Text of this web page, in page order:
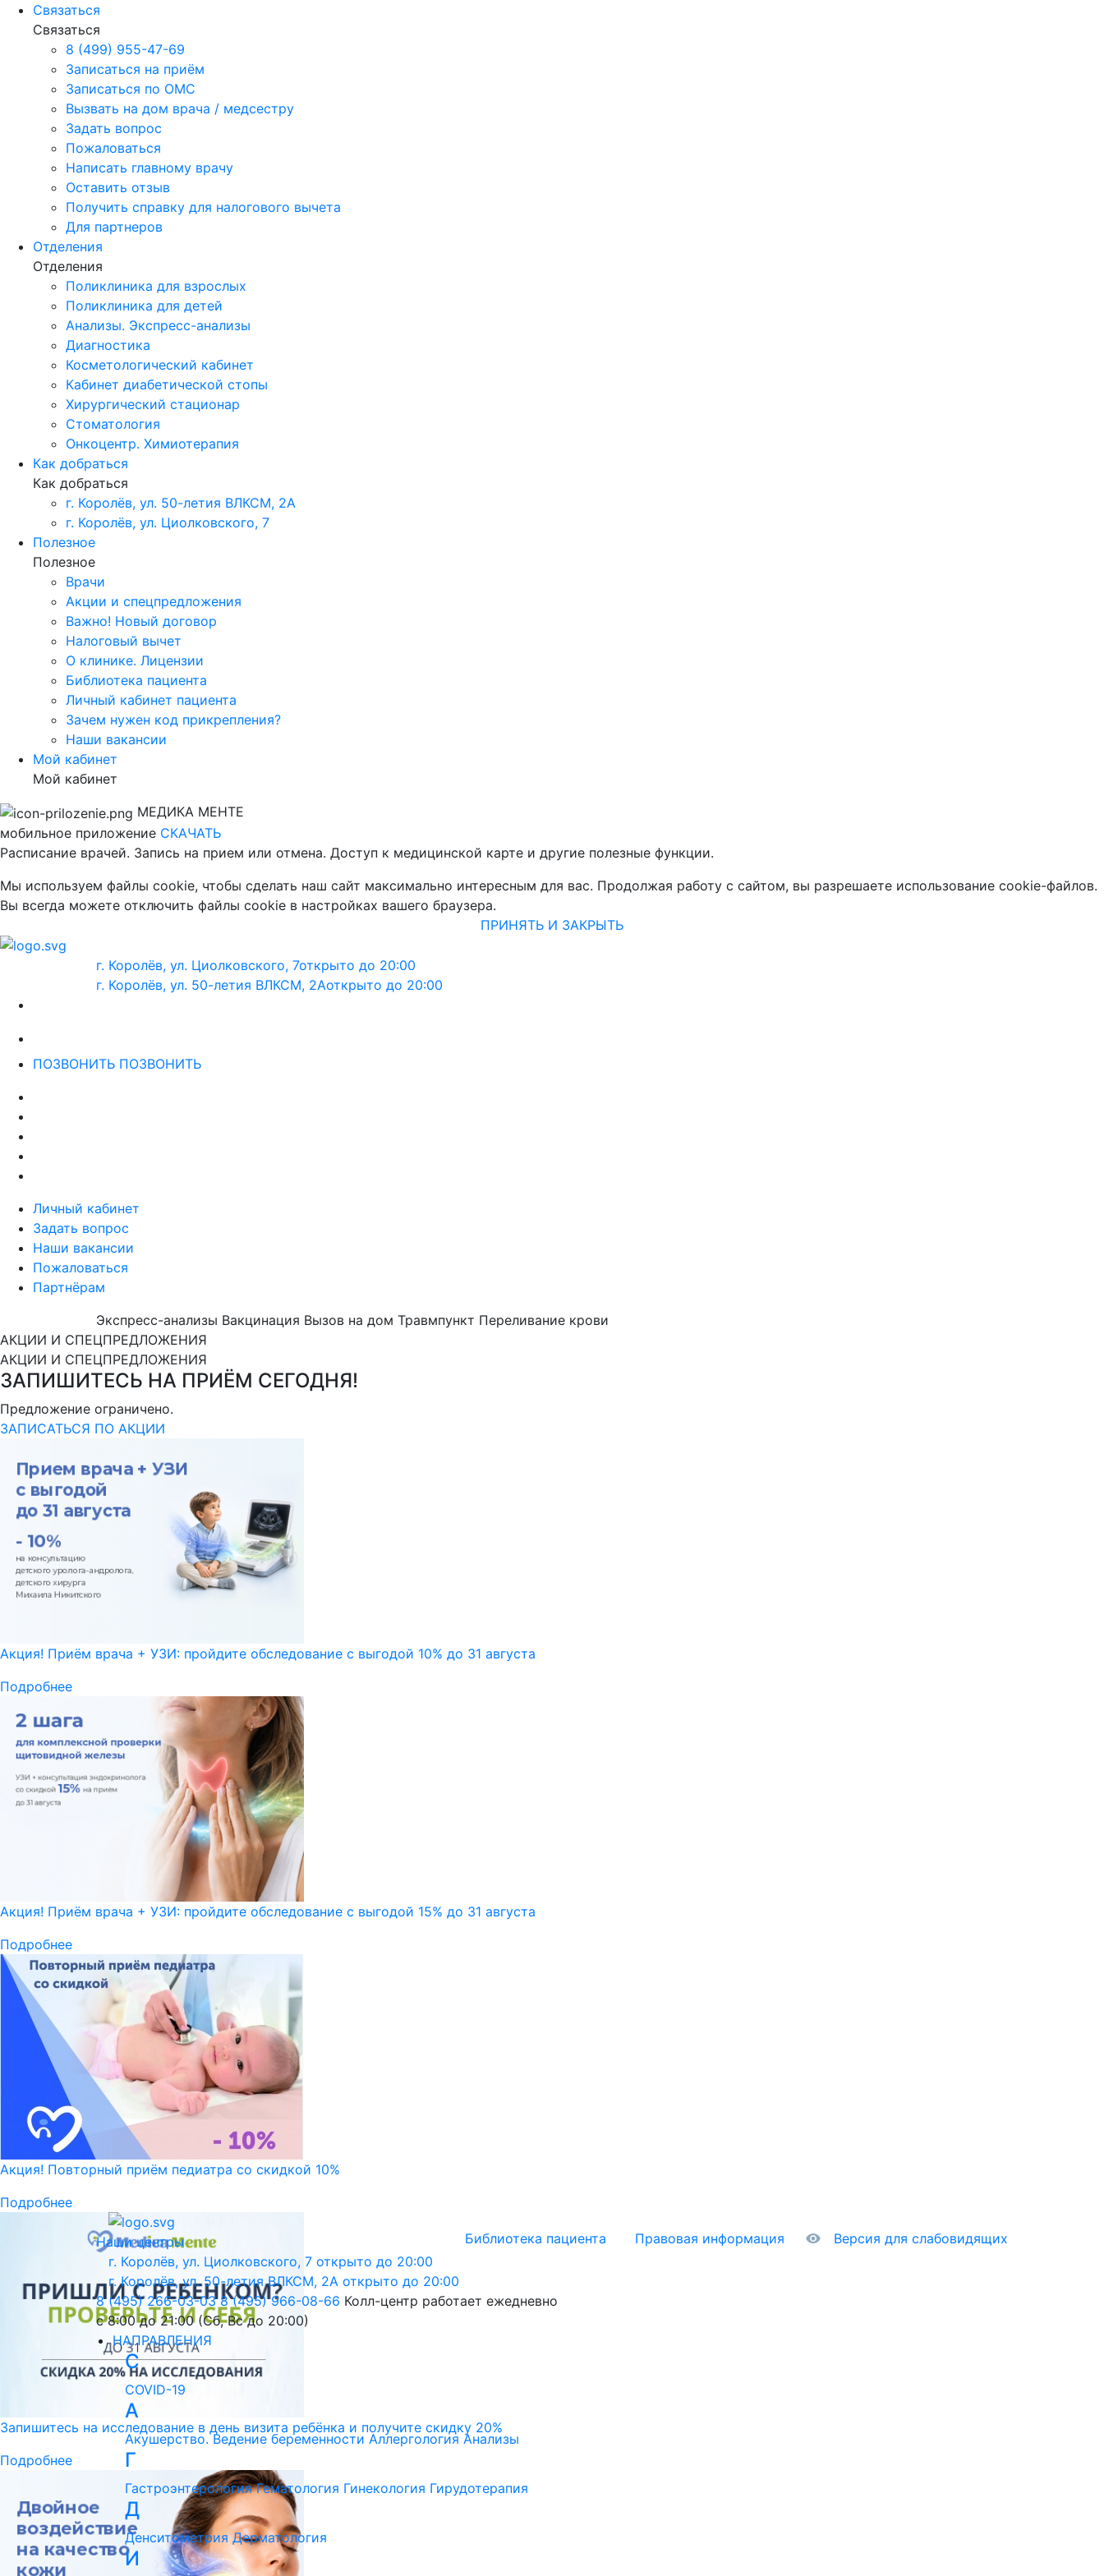
Связаться
Связаться
8 (499) 955-47-69
Записаться на приём
Записаться по ОМС
Вызвать на дом врача / медсестру
Задать вопрос
Пожаловаться
Написать главному врачу
Оставить отзыв
Получить справку для налогового вычета
Для партнеров
Отделения
Отделения
Поликлиника для взрослых
Поликлиника для детей
Анализы. Экспресс-анализы
Диагностика
Косметологический кабинет
Кабинет диабетической стопы
Хирургический стационар
Стоматология
Онкоцентр. Химиотерапия
Как добраться
Как добраться
г. Королёв, ул. 50-летия ВЛКСМ, 2А
г. Королёв, ул. Циолковского, 7
Полезное
Полезное
Врачи
Акции и спецпредложения
Важно! Новый договор
Налоговый вычет
О клинике. Лицензии
Библиотека пациента
Личный кабинет пациента
Зачем нужен код прикрепления?
Наши вакансии
Мой кабинет
Мой кабинет
МЕДИКА МЕНТЕ
мобильное приложение СКАЧАТЬ
Расписание врачей. Запись на прием или отмена. Доступ к медицинской карте и другие полезные функции.
Мы используем файлы cookie, чтобы сделать наш сайт максимально интересным для вас. Продолжая работу с сайтом, вы разрешаете использование cookie-файлов.
Вы всегда можете отключить файлы cookie в настройках вашего браузера.
ПРИНЯТЬ И ЗАКРЫТЬ
г. Королёв, ул. Циолковского, 7открыто до 20:00
г. Королёв, ул. 50-летия ВЛКСМ, 2Аоткрыто до 20:00
ПОЗВОНИТЬ ПОЗВОНИТЬ
Личный кабинет
Задать вопрос
Наши вакансии
Пожаловаться
Партнёрам
Экспресс-анализы Вакцинация Вызов на дом Травмпункт Переливание крови
АКЦИИ И СПЕЦПРЕДЛОЖЕНИЯ
АКЦИИ И СПЕЦПРЕДЛОЖЕНИЯ
ЗАПИШИТЕСЬ НА ПРИЁМ СЕГОДНЯ!
Предложение ограничено.
ЗАПИСАТЬСЯ ПО АКЦИИ
Акция! Приём врача + УЗИ: пройдите обследование с выгодой 10% до 31 августа
Подробнее
Акция! Приём врача + УЗИ: пройдите обследование с выгодой 15% до 31 августа
Подробнее
Акция! Повторный приём педиатра со скидкой 10%
Подробнее
Запишитесь на исследование в день визита ребёнка и получите скидку 20%
Подробнее
Библиотека пациента Правовая информация Версия для слабовидящих
Наши центры
г. Королёв, ул. Циолковского, 7 открыто до 20:00
г. Королёв, ул. 50-летия ВЛКСМ, 2А открыто до 20:00
8 (495) 266-03-03 8 (495) 966-08-66 Колл-центр работает ежедневно
с 8:00 до 21:00 (Сб, Вс до 20:00)
НАПРАВЛЕНИЯ
C
COVID-19
А
Акушерство. Ведение беременности Аллергология Анализы
Г
Гастроэнтерология Гематология Гинекология Гирудотерапия
Д
Денситометрия Дерматология
И